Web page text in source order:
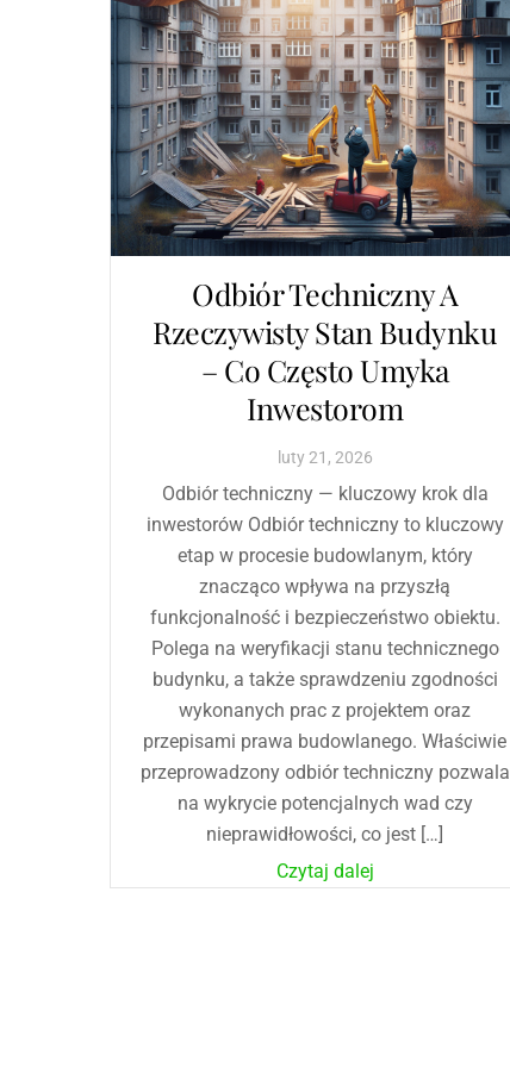
Odbiór Techniczny A
Rzeczywisty Stan Budynku
– Co Często Umyka
Inwestorom
luty21 , 2026
Odbiór techniczny — kluczowy krok dla
inwestorów Odbiór techniczny to kluczowy
etap w procesie budowlanym, który
znacząco wpływa na przyszłą
funkcjonalność i bezpieczeństwo obiektu.
Polega na weryfikacji stanu technicznego
budynku, a także sprawdzeniu zgodności
wykonanych prac z projektem oraz
przepisami prawa budowlanego. Właściwie
przeprowadzony odbiór techniczny pozwala
na wykrycie potencjalnych wad czy
nieprawidłowości, co jest […]
Czytaj dalej